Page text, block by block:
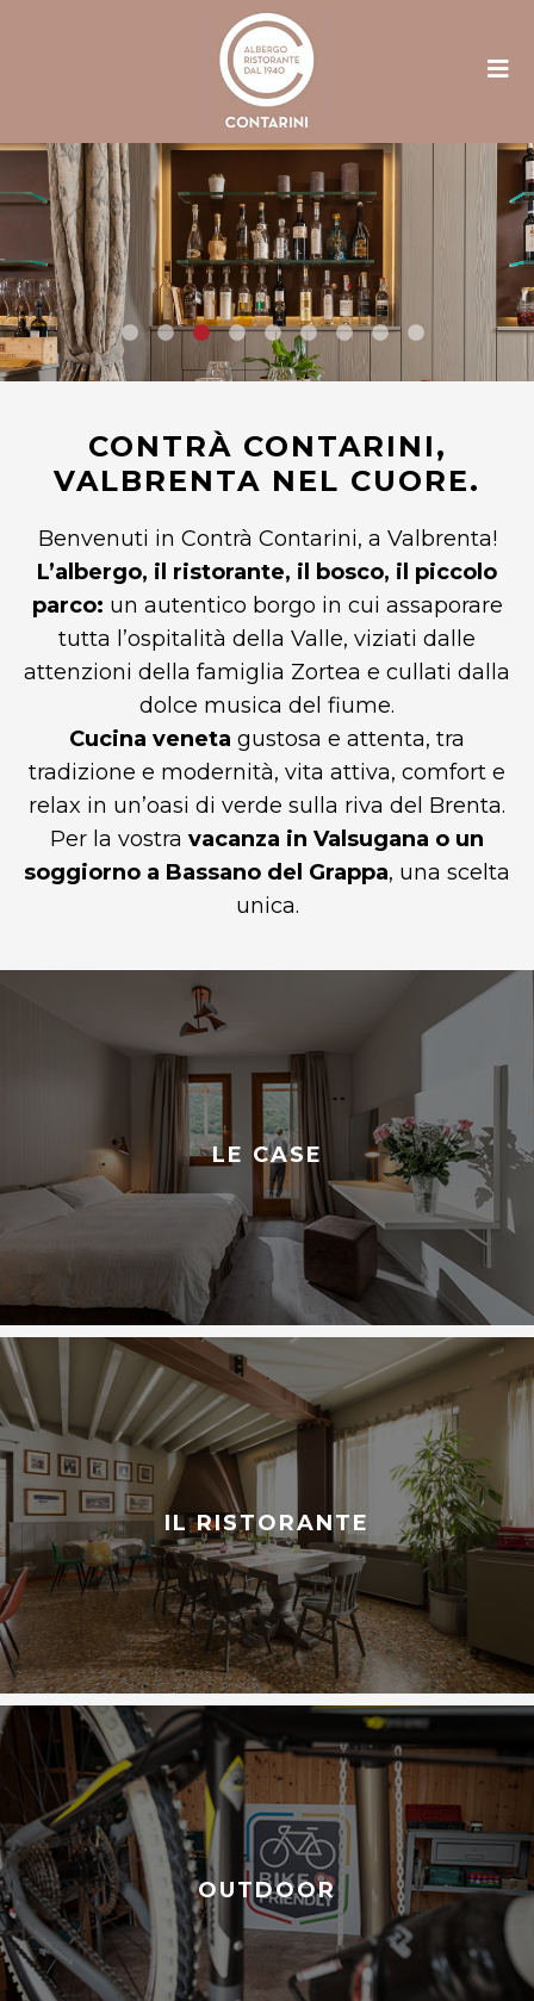
CONTRÀ CONTARINI,
VALBRENTA NEL CUORE.
Benvenuti in Contrà Contarini, a Valbrenta!
L’albergo, il ristorante, il bosco, il piccolo
parco: un autentico borgo in cui assaporare
tutta l’ospitalità della Valle, viziati dalle
attenzioni della famiglia Zortea e cullati dalla
dolce musica del fiume.
Cucina veneta gustosa e attenta, tra
tradizione e modernità, vita attiva, comfort e
relax in un’oasi di verde sulla riva del Brenta.
Per la vostra vacanza in Valsugana o un
soggiorno a Bassano del Grappa, una scelta
unica.
LE CASE
IL RISTORANTE
OUTDOOR